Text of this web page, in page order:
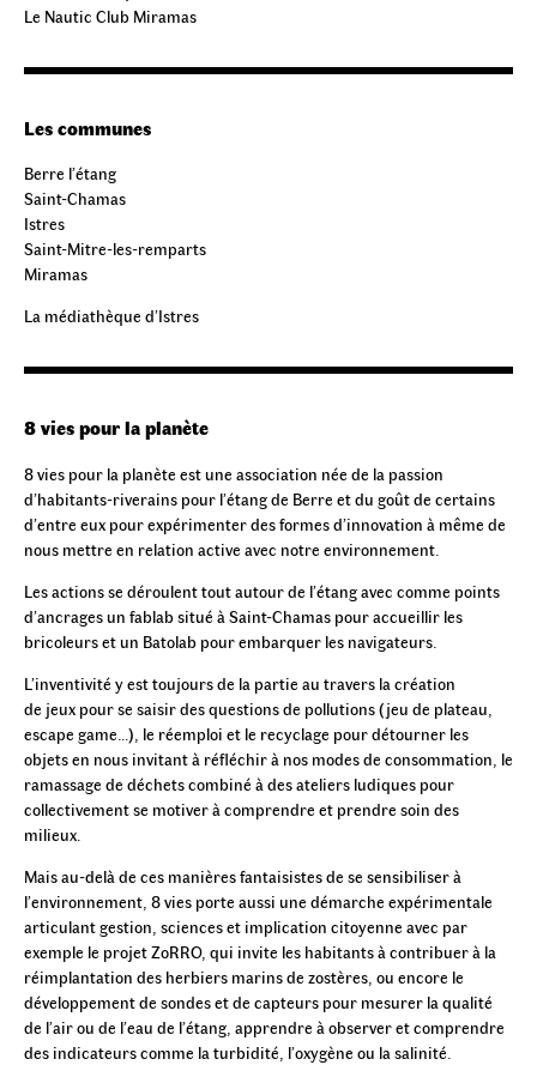
Le Nautic Club Miramas
Les communes
Berre l’étang
Saint-Chamas
Istres
Saint-Mitre-les-remparts
Miramas
La médiathèque d’Istres
8 vies pour la planète
8 vies pour la planète est une association née de la passion
d’habitants-riverains pour l’étang de Berre et du goût de certains
d’entre eux pour expérimenter des formes d’innovation à même de
nous mettre en relation active avec notre environnement.
Les actions se déroulent tout autour de l’étang avec comme points
d’ancrages un fablab situé à Saint-Chamas pour accueillir les
bricoleurs et un Batolab pour embarquer les navigateurs.
L’inventivité y est toujours de la partie au travers la création
de jeux pour se saisir des questions de pollutions (jeu de plateau,
escape game…), le réemploi et le recyclage pour détourner les
objets en nous invitant à réfléchir à nos modes de consommation, le
ramassage de déchets combiné à des ateliers ludiques pour
collectivement se motiver à comprendre et prendre soin des
milieux.
Mais au-delà de ces manières fantaisistes de se sensibiliser à
l’environnement, 8 vies porte aussi une démarche expérimentale
articulant gestion, sciences et implication citoyenne avec par
exemple le projet ZoRRO, qui invite les habitants à contribuer à la
réimplantation des herbiers marins de zostères, ou encore le
développement de sondes et de capteurs pour mesurer la qualité
de l’air ou de l’eau de l’étang, apprendre à observer et comprendre
des indicateurs comme la turbidité, l’oxygène ou la salinité.